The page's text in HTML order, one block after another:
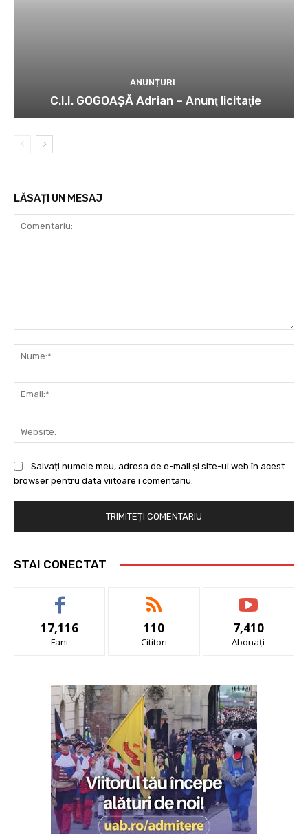
ANUNȚURI
C.I.I. GOGOAŞĂ Adrian – Anunţ licitaţie
LĂSAȚI UN MESAJ
Salvați numele meu, adresa de e-mail și site-ul web în acest
browser pentru data viitoare i comentariu.
STAI CONECTAT
17,116
Fani
110
Cititori
7,410
Abonați